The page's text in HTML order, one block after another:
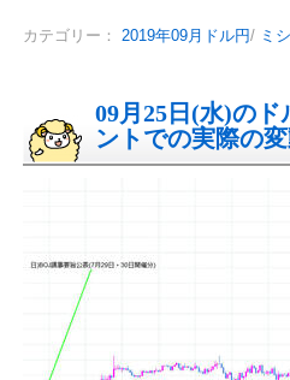
カテゴリー： 2019年09月ドル円/ ミ
09月25日(水)の
ントでの実際の